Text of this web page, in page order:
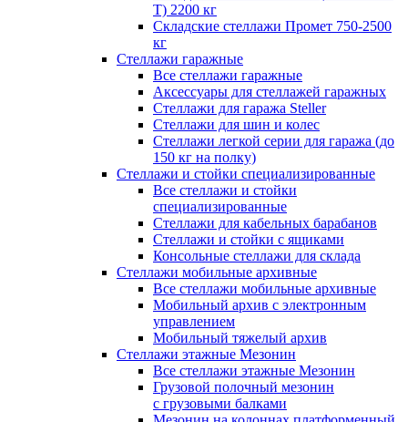
Т) 2200 кг
Складские стеллажи Промет 750-2500
кг
Стеллажи гаражные
Все стеллажи гаражные
Аксессуары для стеллажей гаражных
Стеллажи для гаража Steller
Стеллажи для шин и колес
Стеллажи легкой серии для гаража (до
150 кг на полку)
Стеллажи и стойки специализированные
Все стеллажи и стойки
специализированные
Стеллажи для кабельных барабанов
Стеллажи и стойки с ящиками
Консольные стеллажи для склада
Стеллажи мобильные архивные
Все стеллажи мобильные архивные
Мобильный архив с электронным
управлением
Мобильный тяжелый архив
Стеллажи этажные Мезонин
Все стеллажи этажные Мезонин
Грузовой полочный мезонин
с грузовыми балками